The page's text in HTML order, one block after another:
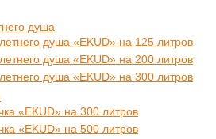
душа
душа «EKUD» на 125 литров
душа «EKUD» на 200 литров
душа «EKUD» на 300 литров
«EKUD» на 300 литров
«EKUD» на 500 литров